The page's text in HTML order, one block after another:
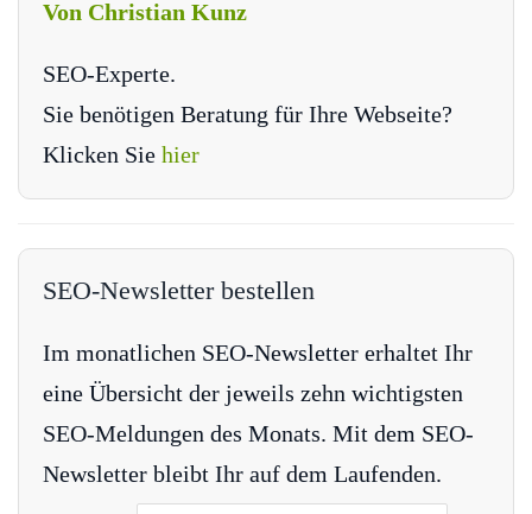
Von Christian Kunz
SEO-Experte.
Sie benötigen Beratung für Ihre Webseite?
Klicken Sie hier
SEO-Newsletter bestellen
Im monatlichen SEO-Newsletter erhaltet Ihr
eine Übersicht der jeweils zehn wichtigsten
SEO-Meldungen des Monats. Mit dem SEO-
Newsletter bleibt Ihr auf dem Laufenden.